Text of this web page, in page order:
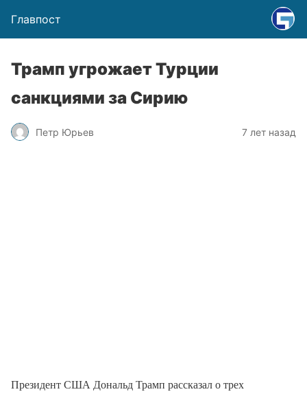
Главпост
Трамп угрожает Турции
санкциями за Сирию
Петр Юрьев 7 лет назад
Президент США Дональд Трамп рассказал о трех